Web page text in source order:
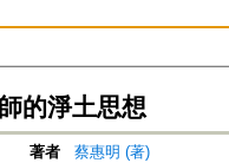
的淨土思想
著者
蔡惠明 (著)